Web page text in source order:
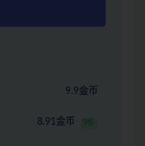
9.9金币
8.91金币 9折